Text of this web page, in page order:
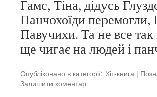
Гамс, Тіна, дідусь
Панчохоїди перемогли,
Павучихи. Та не все
ще чигає на людей і
Опубліковано в категорії: Хіт-книга |
Залишити коментар